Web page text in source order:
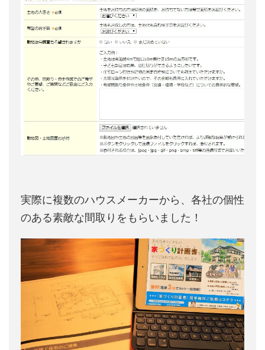
実際に複数のハウスメーカーから、各社の個性
のある素敵な間取りをもらいました！